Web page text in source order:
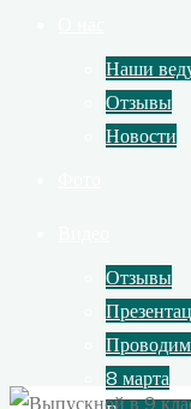
Наши
Отзывы
Новости
Отзывы
8 марта